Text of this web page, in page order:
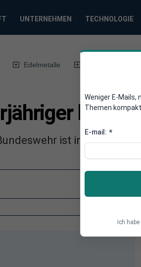
UNTERNEHMEN TECHNOLOGIE
Edelmetalle
bei
ist in den
Weniger E-Mails,
Themen
E-mail: *
Ich